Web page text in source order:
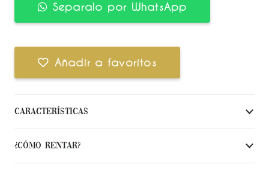
Separalo por WhatsApp
Añadir a favoritos
Características
¿Cómo Rentar?